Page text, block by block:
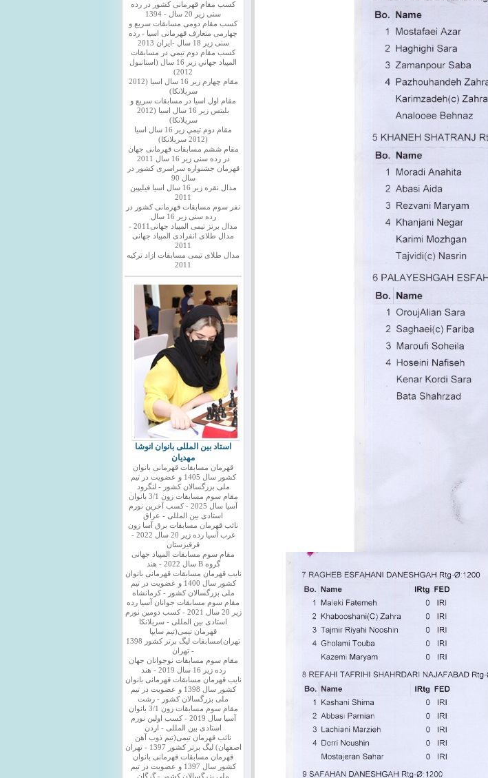
کسب مقام قهرمانی کشور در رده
سنی زیر 20 سال - 1394
کسب مقام دومی مسابقات سریع و
چهارمی متعارف قهرمانی اسیا - رده
سنی زیر 18 سال -ایران 2013
كسب مقام دوم تيمي در مسابقات
المپياد جهاني زير 16 سال (استانبول
2012)
مقام چهارم زير 16 سال اسيا (2012
سريلانكا)
مقام اول اسيا در مسابقات سريع و
بليتس زير 16 سال اسيا (2012
سريلانكا)
مقام دوم تيمي زير 16 سال اسيا
(2012 سريلانكا)
مقام ششم مسابقات قهرمانی جهان
در رده سنی زیر 16 سال 2011
قهرمان جشنواره سراسری کشور در
سال 90
مدال نقره زیر 16 سال اسیا فیلیپین
2011
نفر سوم مسابقات قهرمانی کشور در
رده سنی زیر 16 سال
مدال برنز تیمی المپیاد جهانی2011 -
مدال طلای انفرادی المپیاد جهانی
2011
مدال طلای تیمی مسابقات ازاد ترکیه
2011
استاد بین المللی بانوان انوشا
مهدیان
قهرمان مسابقات قهرمانی بانوان
کشور سال 1405 و عضویت در تیم
ملی بزرگسالان کشور - لنگرود
مقام سوم مسابقات زون 3/1 بانوان
آسیا سال 2025 - کسب آخرین نورم
استادی بین المللی - عراق
نائب قهرمان مسابقات برق آسا زون
غرب آسیا رده زیر 20 سال 2022 -
قرقیزستان
مقام سوم مسابقات المپیاد جهانی
گروه B سال 2022 - هند
نایب قهرمان مسابقات قهرمانی بانوان
کشور سال 1400 و عضویت در تیم
ملی بزرگسالان کشور - کرمانشاه
مقام سوم مسابقات جوانان آسیا رده
زیر 20 سال 2021 - کسب دومین نورم
استادی بین المللی - سریلانکا
قهرمان تیمی(تیم سایپا
تهران)مسابقات لیگ برتر کشور 1398
- تهران
مقام سوم مسابقات نوجوانان جهان
رده زیر 16 سال 2019 - هند
نایب قهرمان مسابقات قهرمانی بانوان
کشور سال 1398 و عضویت در تیم
ملی بزرگسالان کشور - رشت
مقام سوم مسابقات زون 3/1 بانوان
آسیا سال 2019 - کسب اولین نورم
استادی بین المللی - اردن
نائب قهرمان تیمی(تیم ذوب آهن
اصفهان) لیگ برتر کشور 1397 - تهران
قهرمان مسابقات قهرمانی بانوان
کشور سال 1397 و عضویت در تیم
ملی بزرگسالان کشور - گرگان